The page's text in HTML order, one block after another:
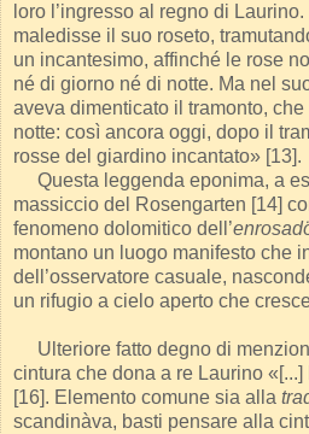
loro l’ingresso al regno di
maledisse il suo roseto,
un incantesimo, affinché le rose
né di giorno né di notte. Ma nel
aveva dimenticato il tramonto,
notte: così ancora oggi, dopo il
rosse del giardino incantato» [13].
Questa leggenda eponima, a
massiccio del Rosengarten [14]
fenomeno dolomitico dell’
montano un luogo manifesto che
dell’osservatore casuale,
un rifugio a cielo aperto che
Ulteriore fatto degno di
cintura che dona a re Laurino
[16]. Elemento comune sia alla
scandinàva, basti pensare alla